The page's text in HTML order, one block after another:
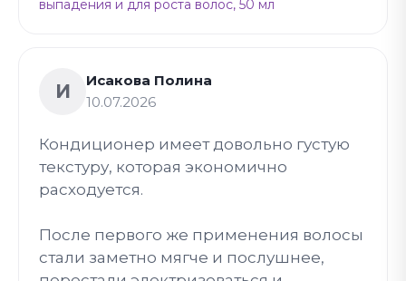
выпадения и для роста волос, 50 мл
И
Исакова Полина
10.07.2026
Кондиционер имеет довольно густую
текстуру, которая экономично
расходуется.
После первого же применения волосы
стали заметно мягче и послушнее,